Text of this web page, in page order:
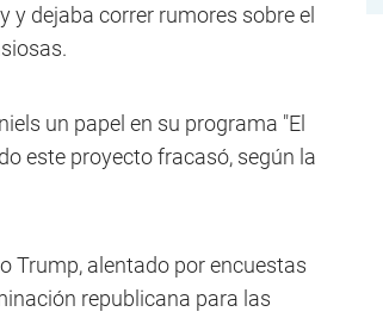
dejaba correr rumores sobre el
un papel en su programa "El
este proyecto fracasó, según la
Trump, alentado por encuestas
republicana para las